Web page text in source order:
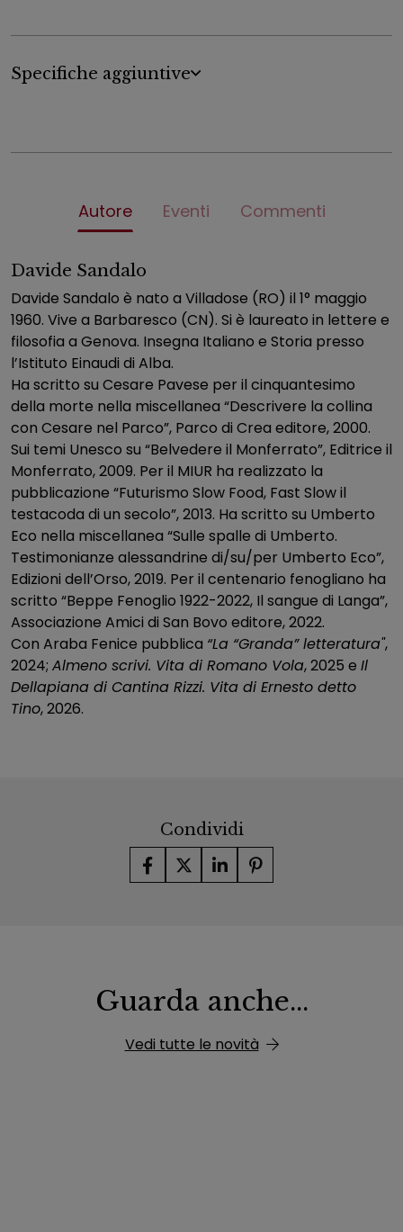
Specifiche aggiuntive
Autore Eventi Commenti
Davide Sandalo
Davide Sandalo è nato a Villadose (RO) il 1° maggio
1960. Vive a Barbaresco (CN). Si è laureato in lettere e
filosofia a Genova. Insegna Italiano e Storia presso
l’Istituto Einaudi di Alba.
Ha scritto su Cesare Pavese per il cinquantesimo
della morte nella miscellanea “Descrivere la collina
con Cesare nel Parco”, Parco di Crea editore, 2000.
Sui temi Unesco su “Belvedere il Monferrato”, Editrice il
Monferrato, 2009. Per il MIUR ha realizzato la
pubblicazione “Futurismo Slow Food, Fast Slow il
testacoda di un secolo”, 2013. Ha scritto su Umberto
Eco nella miscellanea “Sulle spalle di Umberto.
Testimonianze alessandrine di/su/per Umberto Eco”,
Edizioni dell’Orso, 2019. Per il centenario fenogliano ha
scritto “Beppe Fenoglio 1922-2022, Il sangue di Langa”,
Associazione Amici di San Bovo editore, 2022.
Con Araba Fenice pubblica “La “Granda” letteratura",
2024; Almeno scrivi. Vita di Romano Vola, 2025 e Il
Dellapiana di Cantina Rizzi. Vita di Ernesto detto
Tino, 2026.
Condividi
Guarda anche...
Vedi tutte le novità